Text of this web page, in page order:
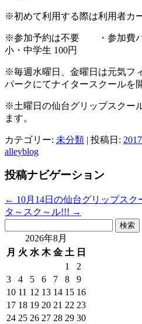
※初めて利用する際は利用者カ
※参加予約は不要 ・参加費パ
小・中学生 100円
※毎週水曜日、金曜日は元気フ
パークにてナイタースクールを
※土曜日の仙台グリップスクー
ます。
カテゴリー: 未分類 | 投稿日:
alleyblog
投稿ナビゲーション
← 10月14日の仙台グリップスク
タ～スク～ル!!! →
2026年8月
月 火 水 木 金 土 日
1
2
3
4 5 6 7 8
9
10 11 12 13 14 15 16
17 18 19 20 21 22 23
24 25 26 27 28 29 30